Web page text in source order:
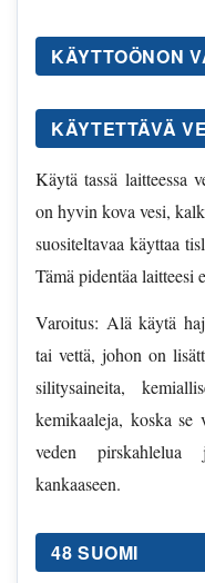
KÄYTTOÖNON
KÄYTETTÄVÄ
Käytä tassä laitteessa
on hyvin kova vesi,
suositeltavaa käyttaa
Tämä pidentäa laitteesi
Varoitus: Alä käytä
tai vettä, johon on
silitysaineita,
kemikaaleja, koska se
veden pirskahlelua
kankaaseen.
48 SUOMI